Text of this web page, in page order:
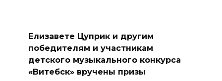
Елизавете Цуприк и другим
победителям и участникам
детского музыкального конкурса
«Витебск» вручены призы